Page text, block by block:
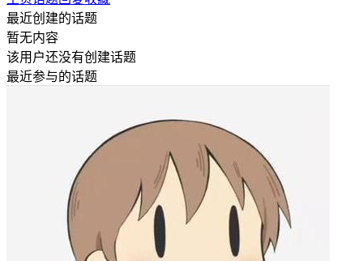
最近创建的话题
暂无内容
该用户还没有创建话题
最近参与的话题